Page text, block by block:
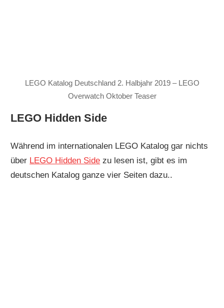
LEGO Katalog Deutschland 2. Halbjahr 2019 – LEGO
Overwatch Oktober Teaser
LEGO Hidden Side
Während im internationalen LEGO Katalog gar nichts
über LEGO Hidden Side zu lesen ist, gibt es im
deutschen Katalog ganze vier Seiten dazu..